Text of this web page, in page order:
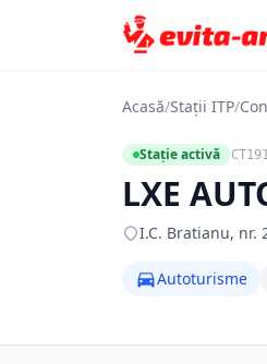
Acasă/Stații ITP/
Stație activă
LXE
I.C. Bratianu, nr.
Autoturisme